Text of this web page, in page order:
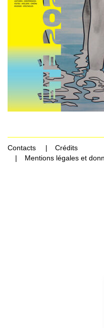
Contacts
Crédits
Mentions légales et